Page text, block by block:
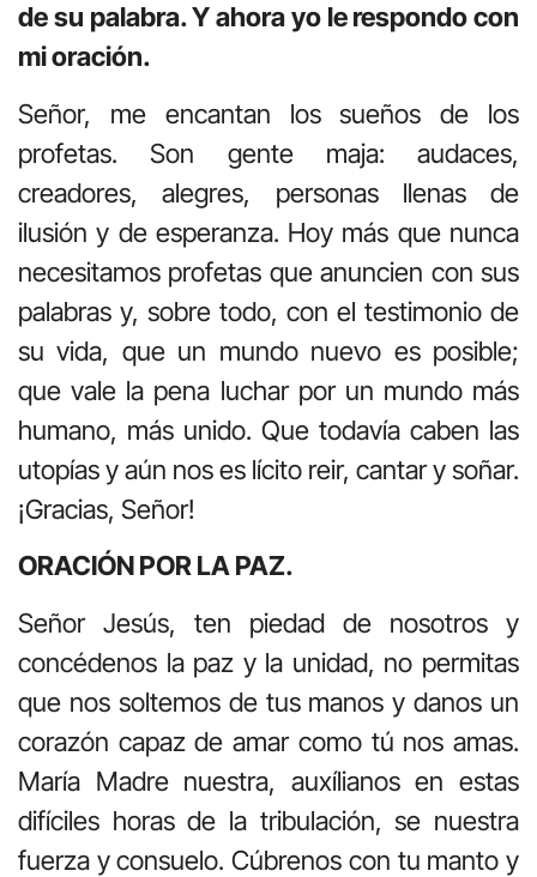
de su palabra. Y ahora yo le respondo con
mi oración.
Señor, me encantan los sueños de los
profetas. Son gente maja: audaces,
creadores, alegres, personas llenas de
ilusión y de esperanza. Hoy más que nunca
necesitamos profetas que anuncien con sus
palabras y, sobre todo, con el testimonio de
su vida, que un mundo nuevo es posible;
que vale la pena luchar por un mundo más
humano, más unido. Que todavía caben las
utopías y aún nos es lícito reir, cantar y soñar.
¡Gracias, Señor!
ORACIÓN POR LA PAZ.
Señor Jesús, ten piedad de nosotros y
concédenos la paz y la unidad, no permitas
que nos soltemos de tus manos y danos un
corazón capaz de amar como tú nos amas.
María Madre nuestra, auxílianos en estas
difíciles horas de la tribulación, se nuestra
fuerza y consuelo. Cúbrenos con tu manto y